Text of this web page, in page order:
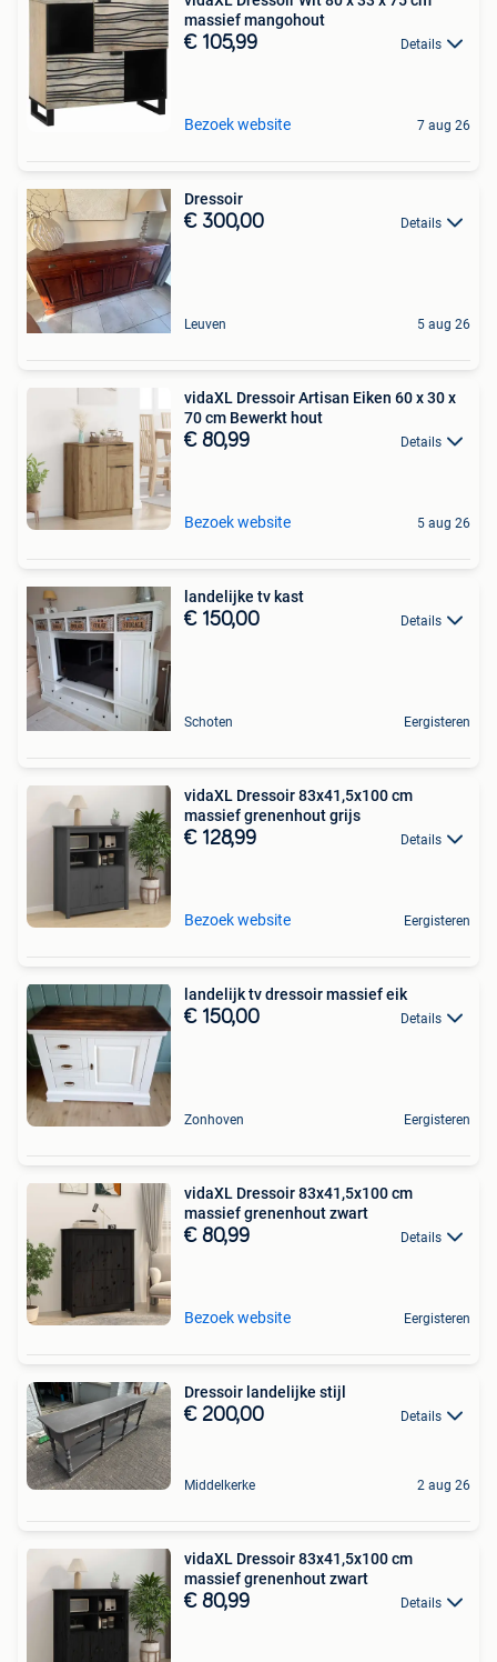
massief mangohout
€ 105,99 Details
Bezoek website 7 aug 26
Dressoir
€ 300,00 Details
Leuven 5 aug 26
vidaXL Dressoir Artisan Eiken 60 x 30 x
70 cm Bewerkt hout
€ 80,99 Details
Bezoek website 5 aug 26
landelijke tv kast
€ 150,00 Details
Schoten Eergisteren
vidaXL Dressoir 83x41,5x100 cm
massief grenenhout grijs
€ 128,99 Details
Bezoek website Eergisteren
landelijk tv dressoir massief eik
€ 150,00 Details
Zonhoven Eergisteren
vidaXL Dressoir 83x41,5x100 cm
massief grenenhout zwart
€ 80,99 Details
Bezoek website Eergisteren
Dressoir landelijke stijl
€ 200,00 Details
Middelkerke 2 aug 26
vidaXL Dressoir 83x41,5x100 cm
massief grenenhout zwart
€ 80,99 Details